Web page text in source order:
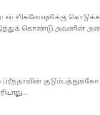
விக்னேஷூக்கு
கொண்டு அவனின்
ப்ரீத்தாவின்